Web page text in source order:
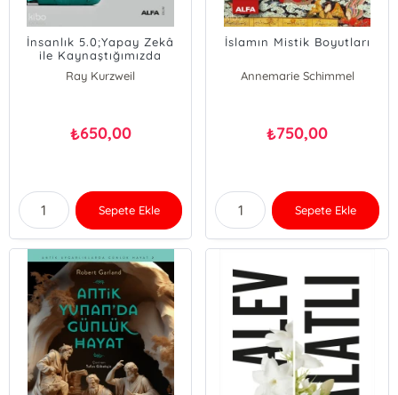
İnsanlık 5.0;Yapay Zekâ
ile Kaynaştığımızda
Ray Kurzweil
₺650,00
Sepete Ekle
İslamın Mistik Boyutları
Annemarie Schimmel
₺750,00
Sepete Ekle